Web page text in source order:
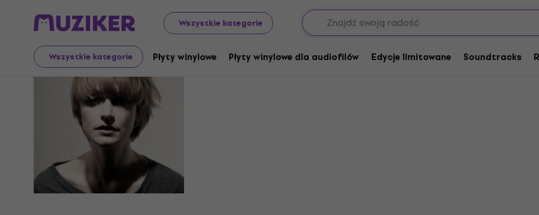
Wszystkie kategorie
Wszystkie kategorie Płyty winylowe Płyty winylowe dla audiofilów Edycje limitowane Soundtracks
El Perro Del Mar